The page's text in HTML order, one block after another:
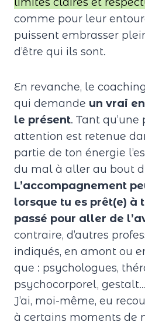
comme pour leur
puissent embrasser
d’être qui ils sont.
En revanche, le
qui demande un vrai
le présent. Tant
attention est retenue
partie de ton énergie
du mal à aller au bout
L’accompagnement
lorsque tu es prêt(e) à
passé pour aller de
contraire, d’autres
indiqués, en amont ou
que : psychologues,
psychocorporel,
J’ai, moi-même, eu
à certains moments de